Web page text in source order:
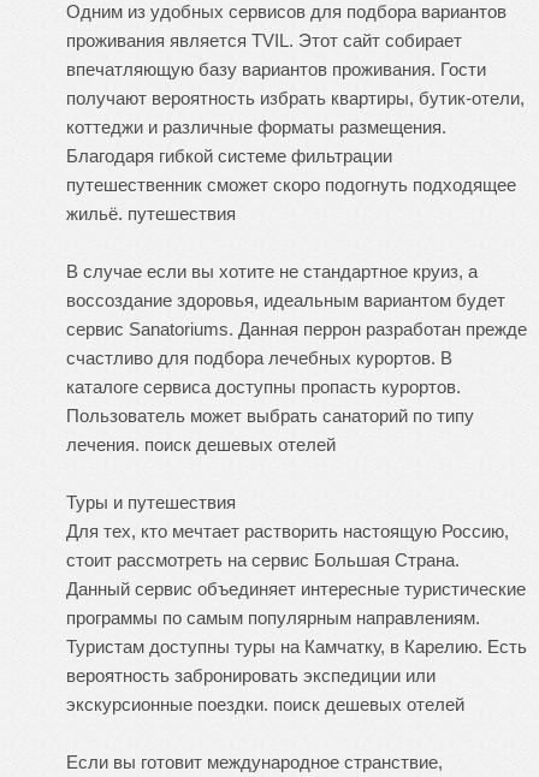
Одним из удобных сервисов для подбора вариантов
проживания является TVIL. Этот сайт собирает
впечатляющую базу вариантов проживания. Гости
получают вероятность избрать квартиры, бутик-отели,
коттеджи и различные форматы размещения.
Благодаря гибкой системе фильтрации
путешественник сможет скоро подогнуть подходящее
жильё. путешествия
В случае если вы хотите не стандартное круиз, а
воссоздание здоровья, идеальным вариантом будет
сервис Sanatoriums. Данная перрон разработан прежде
счастливо для подбора лечебных курортов. В
каталоге сервиса доступны пропасть курортов.
Пользователь может выбрать санаторий по типу
лечения. поиск дешевых отелей
Туры и путешествия
Для тех, кто мечтает растворить настоящую Россию,
стоит рассмотреть на сервис Большая Страна.
Данный сервис объединяет интересные туристические
программы по самым популярным направлениям.
Туристам доступны туры на Камчатку, в Карелию. Есть
вероятность забронировать экспедиции или
экскурсионные поездки. поиск дешевых отелей
Если вы готовит международное странствие,